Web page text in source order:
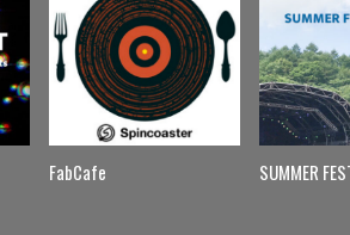
FabCafe SUMMER